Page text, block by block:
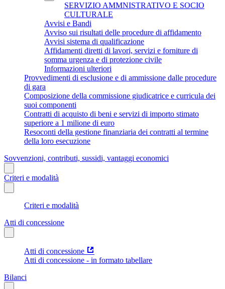
SERVIZIO AMMNISTRATIVO E SOCIO
CULTURALE
Avvisi e Bandi
Avviso sui risultati delle procedure di affidamento
Avvisi sistema di qualificazione
Affidamenti diretti di lavori, servizi e forniture di
somma urgenza e di protezione civile
Informazioni ulteriori
Provvedimenti di esclusione e di ammissione dalle procedure
di gara
Composizione della commissione giudicatrice e curricula dei
suoi componenti
Contratti di acquisto di beni e servizi di importo stimato
superiore a 1 milione di euro
Resoconti della gestione finanziaria dei contratti al termine
della loro esecuzione
Sovvenzioni, contributi, sussidi, vantaggi economici
Criteri e modalità
Criteri e modalità
Atti di concessione
Atti di concessione
Atti di concessione - in formato tabellare
Bilanci